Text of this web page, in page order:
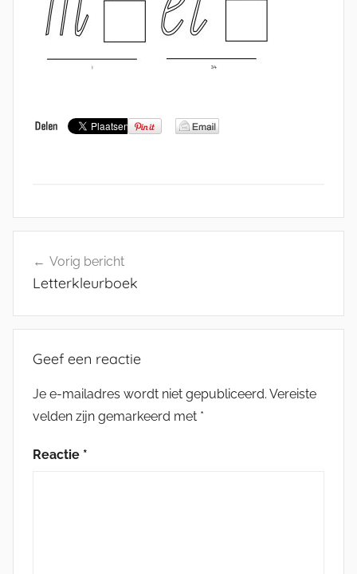
navigatie
Vorig bericht
Letterkleurboek
Geef een reactie
Je e-mailadres wordt niet gepubliceerd. Vereiste
velden zijn gemarkeerd met *
Reactie *